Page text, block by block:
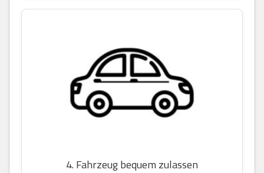
4. Fahrzeug bequem zulassen